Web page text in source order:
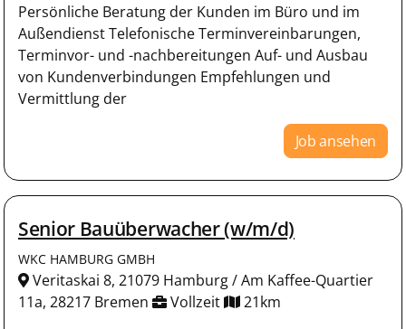
Persönliche Beratung der Kunden im Büro und im
Außendienst Telefonische Terminvereinbarungen,
Terminvor- und -nachbereitungen Auf- und Ausbau
von Kundenverbindungen Empfehlungen und
Vermittlung der
Job ansehen
Senior Bauüberwacher (w/m/d)
WKC HAMBURG GMBH
Veritaskai 8, 21079 Hamburg / Am Kaffee-Quartier
11a, 28217 Bremen
Vollzeit 21km